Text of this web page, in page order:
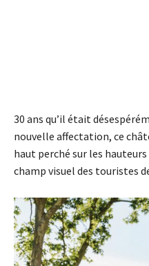
30 ans qu’il était
nouvelle affectation, ce
haut perché sur les hauteurs
champ visuel des touristes